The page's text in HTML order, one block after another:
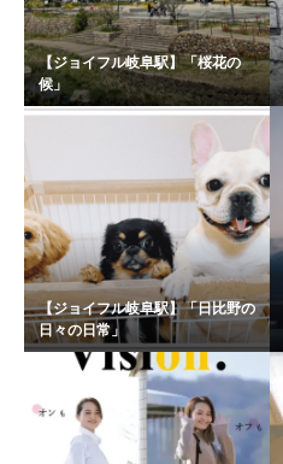
【ジョイフル岐阜駅】「桜花の
候」
【ジョイフル岐阜駅】「日比野の
日々の日常」